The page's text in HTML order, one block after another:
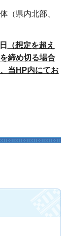
（県内北部、
（想定を超え
締め切る場合
当HP内にてお